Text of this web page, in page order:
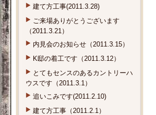
建て方工事(2011.3.28)
ご来場ありがとうございます
（2011.3.21）
内見会のお知らせ（2011.3.15）
K邸の着工です（2011.3.12）
とてもセンスのあるカントリーハ
ウスです（2011.3.1）
追いこみです(2011.2.10)
建て方工事（2011.2.1）